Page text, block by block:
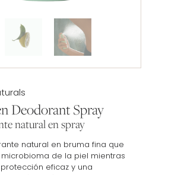
Deodorant Spray
natural en spray
natural en bruma fina que
de la piel mientras
eficaz y una